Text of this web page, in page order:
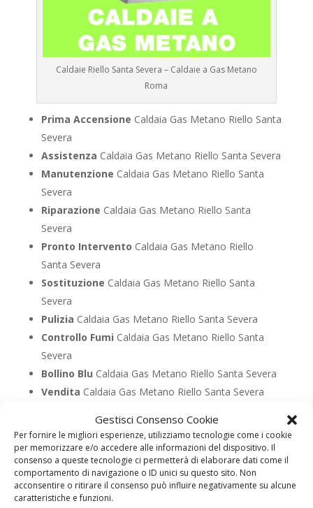
Gestisci Consenso Cookie
Per fornire le migliori esperienze, utilizziamo tecnologie come i cookie
per memorizzare e/o accedere alle informazioni del dispositivo. Il
consenso a queste tecnologie ci permetterà di elaborare dati come il
comportamento di navigazione o ID unici su questo sito. Non
acconsentire o ritirare il consenso può influire negativamente su alcune
caratteristiche e funzioni.
Caldaie Riello Santa Severa – Caldaie a Gas Metano
Roma
Prima Accensione Caldaia Gas Metano Riello Santa
Severa
Assistenza Caldaia Gas Metano Riello Santa Severa
Manutenzione Caldaia Gas Metano Riello Santa
Severa
Riparazione Caldaia Gas Metano Riello Santa
Severa
Pronto Intervento Caldaia Gas Metano Riello
Santa Severa
Sostituzione Caldaia Gas Metano Riello Santa
Severa
Pulizia Caldaia Gas Metano Riello Santa Severa
Controllo Fumi Caldaia Gas Metano Riello Santa
Severa
Bollino Blu Caldaia Gas Metano Riello Santa Severa
Vendita Caldaia Gas Metano Riello Santa Severa
UTILIZZA IL FORM PER RICHIEDERE ASSISTENZA PER
LA TUA CALDAIA
Assistenza Caldaia Gasolio